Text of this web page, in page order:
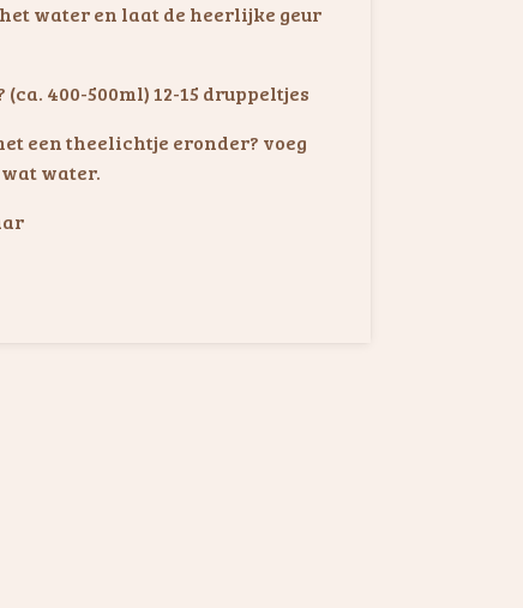
water en laat de heerlijke geur
400-500ml) 12-15 druppeltjes
een theelichtje eronder? voeg
water.